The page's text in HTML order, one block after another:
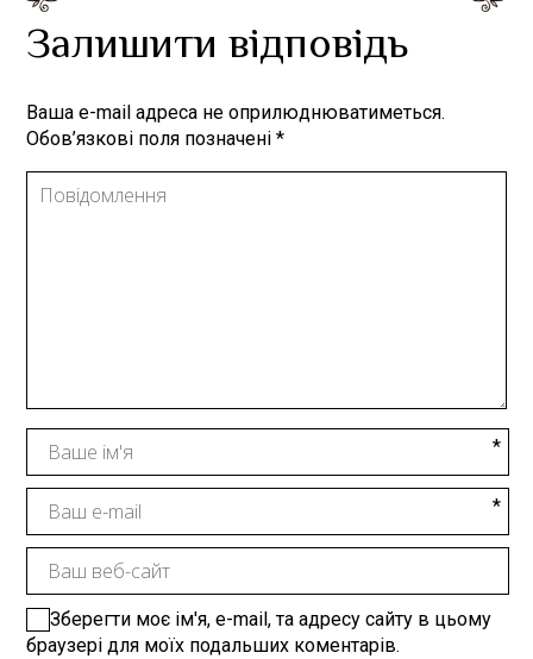
Залишити відповідь
Ваша e-mail адреса не оприлюднюватиметься.
Обов’язкові поля позначені*
Зберегти моє ім'я, e-mail, та адресу сайту в цьому
браузері для моїх подальших коментарів.